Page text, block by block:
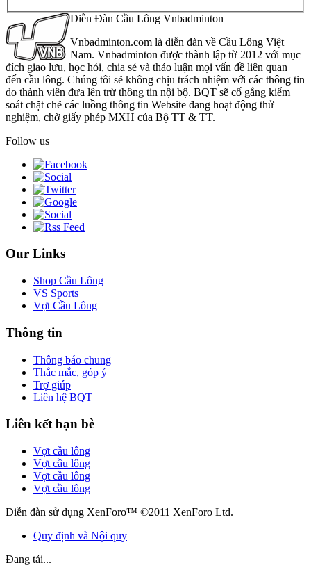
Diễn Đàn Cầu Lông Vnbadminton
Vnbadminton.com là diễn đàn về Cầu Lông Việt
Nam. Vnbadminton được thành lập từ 2012 với mục
đích giao lưu, học hỏi, chia sẻ và thảo luận mọi vấn đề liên quan
đến cầu lông. Chúng tôi sẽ không chịu trách nhiệm với các thông tin
do thành viên đưa lên trừ thông tin nội bộ. BQT sẽ cố gắng kiểm
soát chặt chẽ các luồng thông tin Website đang hoạt động thử
nghiệm, chờ giấy phép MXH của Bộ TT & TT.
Follow us
Our Links
Shop Cầu Lông
VS Sports
Vợt Cầu Lông
Thông tin
Thông báo chung
Thắc mắc, góp ý
Trợ giúp
Liên hệ BQT
Liên kết bạn bè
Vợt cầu lông
Vợt cầu lông
Vợt cầu lông
Vợt cầu lông
Diễn đàn sử dụng XenForo™ ©2011 XenForo Ltd.
Quy định và Nội quy
Đang tải...